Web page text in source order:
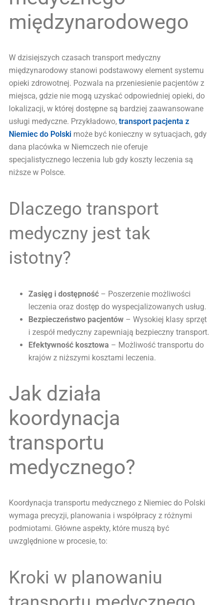
międzynarodowego
W dzisiejszych czasach transport medyczny
międzynarodowy stanowi podstawowy element systemu
opieki zdrowotnej. Pozwala na przeniesienie pacjentów z
miejsca, gdzie nie mogą uzyskać odpowiedniej opieki, do
lokalizacji, w której dostępne są bardziej zaawansowane
usługi medyczne. Przykładowo, transport pacjenta z
Niemiec do Polski może być konieczny w sytuacjach, gdy
dana placówka w Niemczech nie oferuje
specjalistycznego leczenia lub gdy koszty leczenia są
niższe w Polsce.
Dlaczego transport
medyczny jest tak
istotny?
Zasięg i dostępność – Poszerzenie możliwości
leczenia oraz dostęp do wyspecjalizowanych usług.
Bezpieczeństwo pacjentów – Wysokiej klasy sprzęt
i zespół medyczny zapewniają bezpieczny transport.
Efektywność kosztowa – Możliwość transportu do
krajów z niższymi kosztami leczenia.
Jak działa
koordynacja
transportu
medycznego?
Koordynacja transportu medycznego z Niemiec do Polski
wymaga precyzji, planowania i współpracy z różnymi
podmiotami. Główne aspekty, które muszą być
uwzględnione w procesie, to:
Kroki w planowaniu